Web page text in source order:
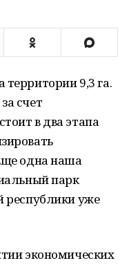
9,3 га.
счет
в два этапа
одна наша
парк
республики уже
экономических